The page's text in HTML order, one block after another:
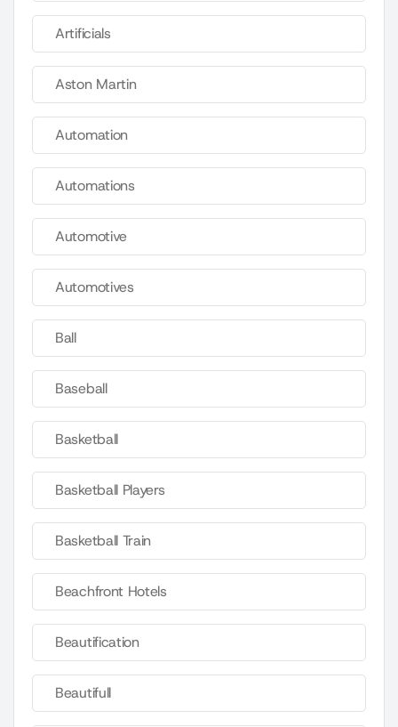
Artificials
Aston Martin
Automation
Automations
Automotive
Automotives
Ball
Baseball
Basketball
Basketball Players
Basketball Train
Beachfront Hotels
Beautification
Beautifull